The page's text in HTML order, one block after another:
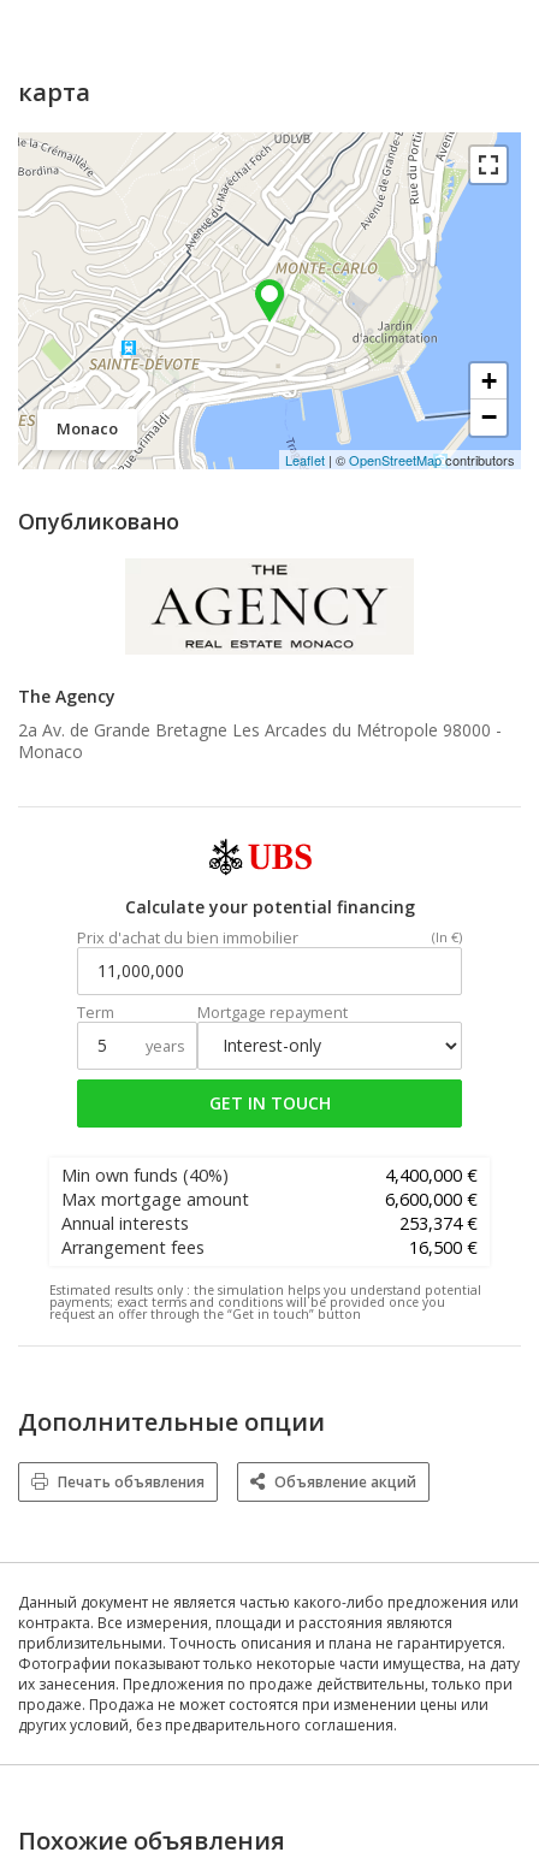
карта
Monaco
+
−
Leaflet | ©OpenStreetMapcontributors
Опубликовано
The Agency
2a Av. de Grande Bretagne Les Arcades du Métropole 98000 -
Monaco
Calculate your potential financing
Prix d'achat du bien immobilier (In €)
Term
years
Mortgage repayment
GET IN TOUCH
Min own funds (40%)
4,400,000 €
Max mortgage amount
6,600,000 €
Annual interests
253,374 €
Arrangement fees
16,500 €
Estimated results only : the simulation helps you understand potential
payments; exact terms and conditions will be provided once you
request an offer through the “Get in touch” button
Дополнительные опции
Печать объявления Объявление акций
Данный документ не является частью какого-либо предложения или
контракта. Все измерения, площади и расстояния являются
приблизительными. Точность описания и плана не гарантируется.
Фотографии показывают только некоторые части имущества, на дату
их занесения. Предложения по продаже действительны, только при
продаже. Продажа не может состоятся при изменении цены или
других условий, без предварительного соглашения.
Похожие объявления